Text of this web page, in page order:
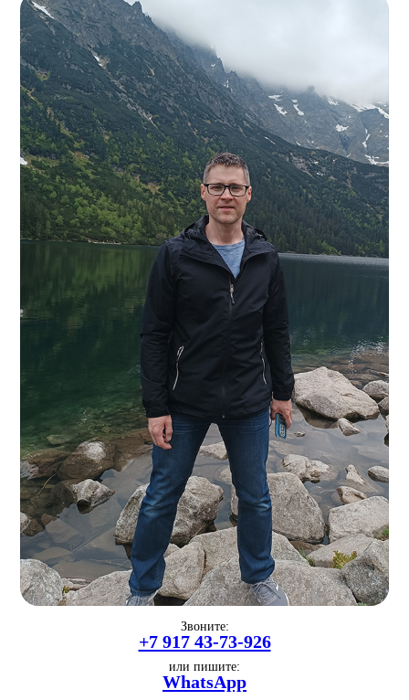
Звоните:
+7 917 43-73-926
или пишите:
WhatsApp